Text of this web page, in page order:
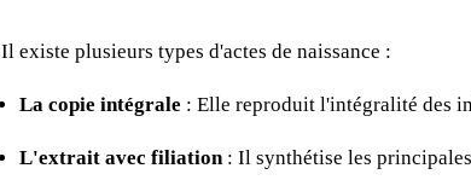
Il existe plusieurs types d'actes de naissance :
La copie intégrale : Elle reproduit l'intégralité des
L'extrait avec filiation: Il synthétise les